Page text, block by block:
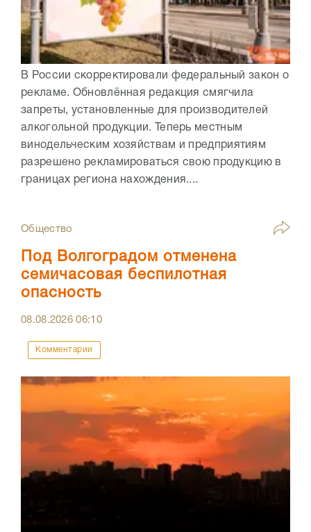
В России скорректировали федеральный закон о
рекламе. Обновлённая редакция смягчила
запреты, установленные для производителей
алкогольной продукции. Теперь местным
винодельческим хозяйствам и предприятиям
разрешено рекламироваться свою продукцию в
границах региона нахождения....
Общество
Под Волгоградом отменена
семичасовая беспилотная
опасность
08.08.202606:10
Комментарии